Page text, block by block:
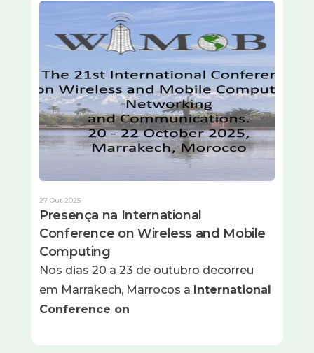
Imagem
27 Out 2025
Presença na International
Conference on Wireless and Mobile
Computing
Nos dias 20 a 23 de outubro decorreu
em Marrakech, Marrocos a International
Conference on